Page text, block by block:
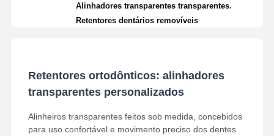
Alinhadores transparentes transparentes
Retentores dentários removíveis
Retentores ortodônticos: alinhadores
transparentes personalizados
Alinheiros transparentes feitos sob medida, concebidos
para uso confortável e movimento preciso dos dentes